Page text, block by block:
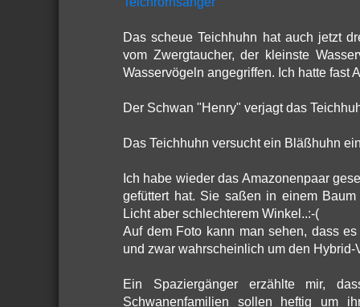
Das scheue Teichhuhn hat auch jetzt
vom Zwergtaucher, der kleinste
Wasservögeln angegriffen. Ich hatte fast
Der Schwan "Henry" verjagt das
Das Teichhuhn versucht ein Bläßhuhn
Ich habe wieder das Amazonenpaar
gefüttert hat. Sie saßen in einem
Licht aber schlechterem Winkel..:-(
Auf dem Foto kann man sehen, dass
und zwar wahrscheinlich um den Hybrid-
Ein Spaziergänger erzählte mir,
Schwanenfamilien sollen heftig um